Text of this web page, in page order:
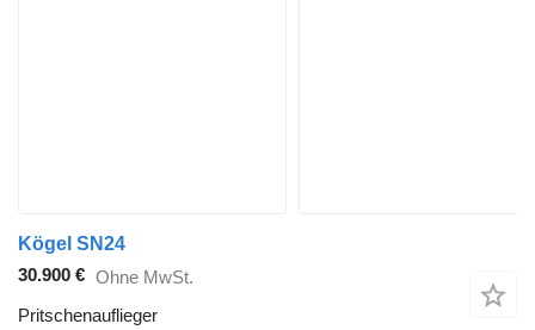
Kögel SN24
30.900 € Ohne MwSt.
Pritschenauflieger